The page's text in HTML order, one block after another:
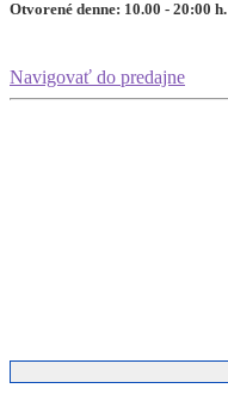
Otvorené denne: 10.00 - 20:00 h.
Navigovať do predajne